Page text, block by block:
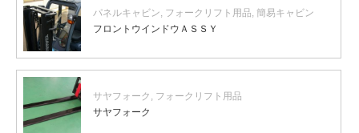
パネルキャビン, フォークリフト用品, 簡易キャビン
フロントウインドウＡＳＳＹ
サヤフォーク , フォークリフト用品
サヤフォーク